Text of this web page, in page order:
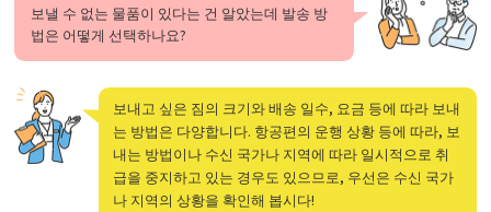
보낼 수 없는 물품이 있다는 건 알았는데 발송 방
법은 어떻게 선택하나요?
보내고 싶은 짐의 크기와 배송 일수, 요금 등에 따라 보내
는 방법은 다양합니다. 항공편의 운행 상황 등에 따라, 보
내는 방법이나 수신 국가나 지역에 따라 일시적으로 취
급을 중지하고 있는 경우도 있으므로, 우선은 수신 국가
나 지역의 상황을 확인해 봅시다!